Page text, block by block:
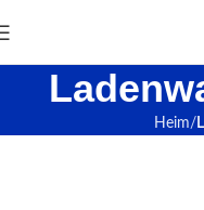
Heim